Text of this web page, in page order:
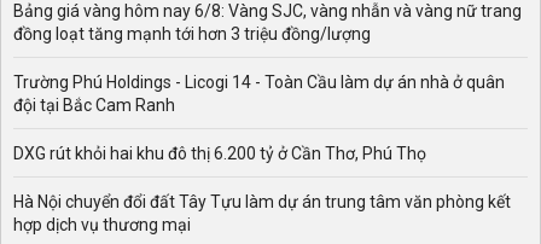
Bảng giá vàng hôm nay 6/8: Vàng SJC, vàng nhẫn và vàng nữ trang
đồng loạt tăng mạnh tới hơn 3 triệu đồng/lượng
Trường Phú Holdings - Licogi 14 - Toàn Cầu làm dự án nhà ở quân
đội tại Bắc Cam Ranh
DXG rút khỏi hai khu đô thị 6.200 tỷ ở Cần Thơ, Phú Thọ
Hà Nội chuyển đổi đất Tây Tựu làm dự án trung tâm văn phòng kết
hợp dịch vụ thương mại